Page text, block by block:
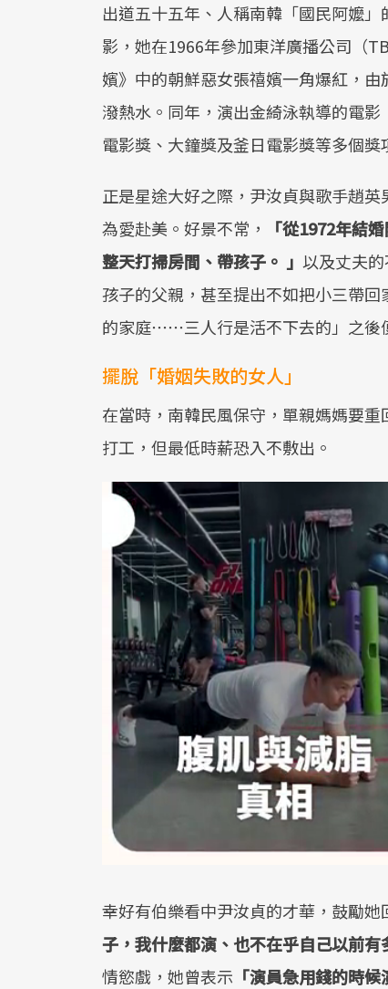
出道五十五年、人稱南韓「國民阿嬤
影，她在1966年參加東洋廣播公司（
嬪》中的朝鮮惡女張禧嬪一角爆紅，
潑熱水。同年，演出金綺泳執導的電
電影獎、大鐘獎及釜日電影獎等多個獎
正是星途大好之際，尹汝貞與歌手趙
為愛赴美。好景不常，
「從1972年結
整天打掃房間、帶孩子。 」 以及丈夫
孩子的父親，甚至提出不如把小三帶
的家庭⋯⋯三人行是活不下去的」之後
擺脫「婚姻失敗的女人」
在當時，南韓民風保守，單親媽媽要
打工，但最低時薪恐入不敷出。
幸好有伯樂看中尹汝貞的才華，鼓勵
子，我什麼都演、也不在乎自己以前有
情慾戲，她曾表示 「演員急用錢的時